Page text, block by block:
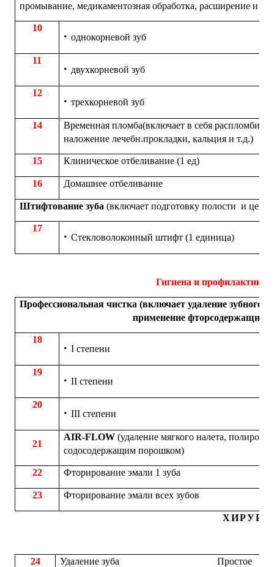
промывание, медикаментозная обработка, расширение и
10
однокорневой зуб
11
двухкорневой зуб
12
трехкорневой зуб
14
Временная пломба(включает в себя
наложение лечебн.прокладки, кальция и т.д.)
15 Клиническое отбеливание (1 ед)
16 Домашнее отбеливание
Штифтование зуба (включает подготовку полости и
17
Стекловолоконный штифт (1 единица)
Гигиена и профилактика
Профессиональная чистка (включает удаление зубного
применение фторсодержащих
18
I степени
19
II степени
20
III степени
21
AIR-FLOW (удаление мягкого налета,
содосодержащим порошком)
22 Фторирование эмали 1 зуба
23 Фторирование эмали всех зубов
24 Удаление зуба Простое